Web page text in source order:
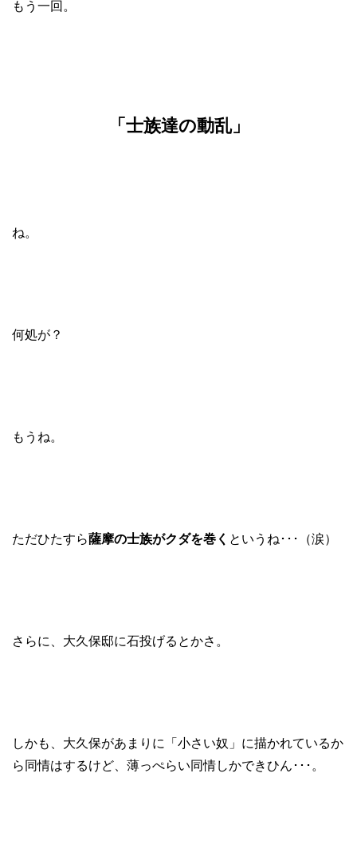
もう一回。
「士族達の動乱」
ね。
何処が？
もうね。
ただひたすら薩摩の士族がクダを巻く というね･･･（涙）
さらに、大久保邸に石投げるとかさ。
しかも、大久保があまりに「小さい奴」に描かれているか
ら同情はするけど、薄っぺらい同情しかできひん･･･。